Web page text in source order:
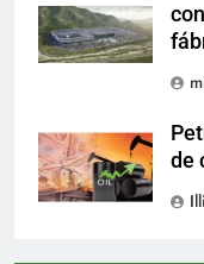
de